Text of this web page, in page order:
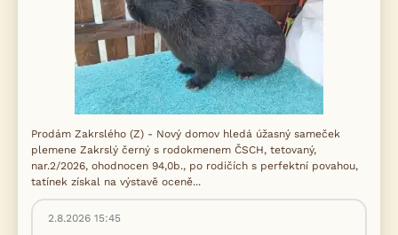
Prodám Zakrslého (Z) - Nový domov hledá úžasný sameček
plemene Zakrslý černý s rodokmenem ČSCH, tetovaný,
nar.2/2026, ohodnocen 94,0b., po rodičích s perfektní povahou,
tatínek získal na výstavě oceně...
2.8.2026 15:45